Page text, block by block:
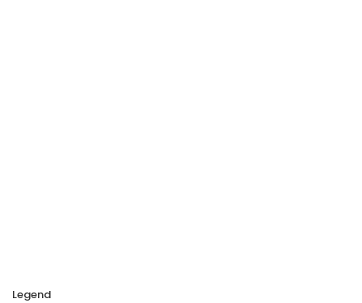
Legend